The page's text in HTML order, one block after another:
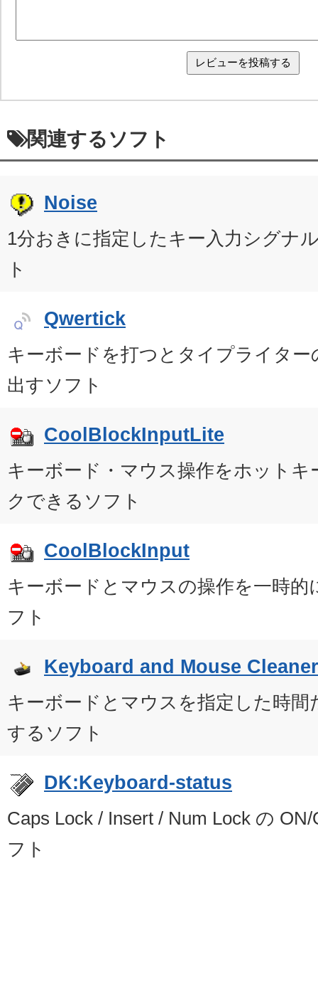
関連するソフト
Noise
1分おきに指定したキー入力シグナ
ト
Qwertick
キーボードを打つとタイプライター
出すソフト
CoolBlockInputLite
キーボード・マウス操作をホットキ
クできるソフト
CoolBlockInput
キーボードとマウスの操作を一時的
フト
Keyboard and Mouse Cleaner
キーボードとマウスを指定した時間
するソフト
DK:Keyboard-status
Caps Lock / Insert / Num Lock の
フト